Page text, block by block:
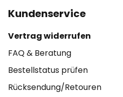
Kundenservice
Vertrag widerrufen
FAQ & Beratung
Bestellstatus prüfen
Rücksendung/Retouren